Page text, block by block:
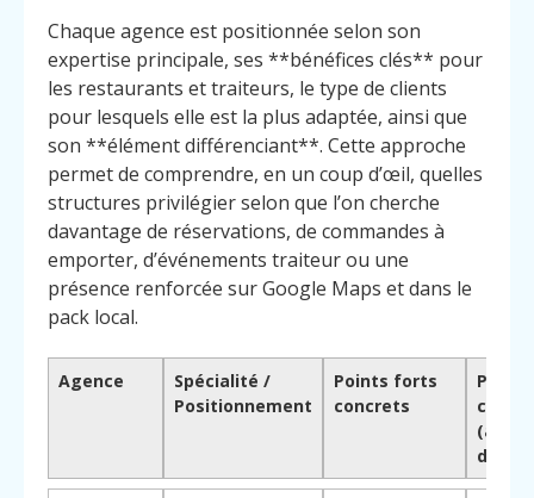
Chaque agence est positionnée selon son
expertise principale, ses **bénéfices clés** pour
les restaurants et traiteurs, le type de clients
pour lesquels elle est la plus adaptée, ainsi que
son **élément différenciant**. Cette approche
permet de comprendre, en un coup d’œil, quelles
structures privilégier selon que l’on cherche
davantage de réservations, de commandes à
emporter, d’événements traiteur ou une
présence renforcée sur Google Maps et dans le
pack local.
Agence
Spécialité /
Positionnement
Points forts
concrets
choisir